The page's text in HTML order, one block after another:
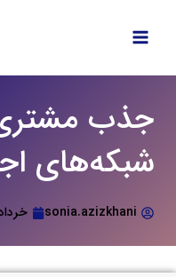
محتوا
جذب
شبکه‌های
sonia.azizkhani خرداد 8,